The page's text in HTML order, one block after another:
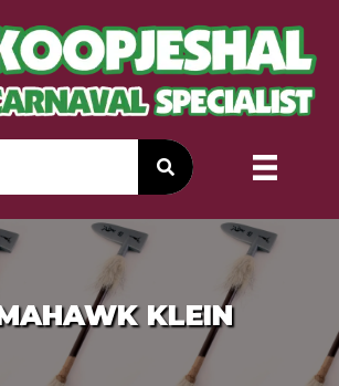
KLEIN